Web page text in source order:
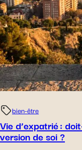
bien-être
Vie d’expatrié :
version de soi ?